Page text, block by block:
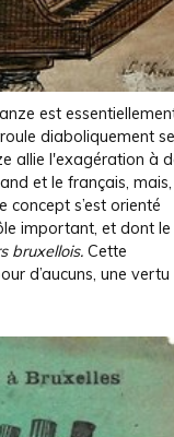
est
roule diaboliquement
allie l'exagération à
et le français, mais,
s’est orienté
important, et dont le
bruxellois. Cette
d’aucuns, une vertu